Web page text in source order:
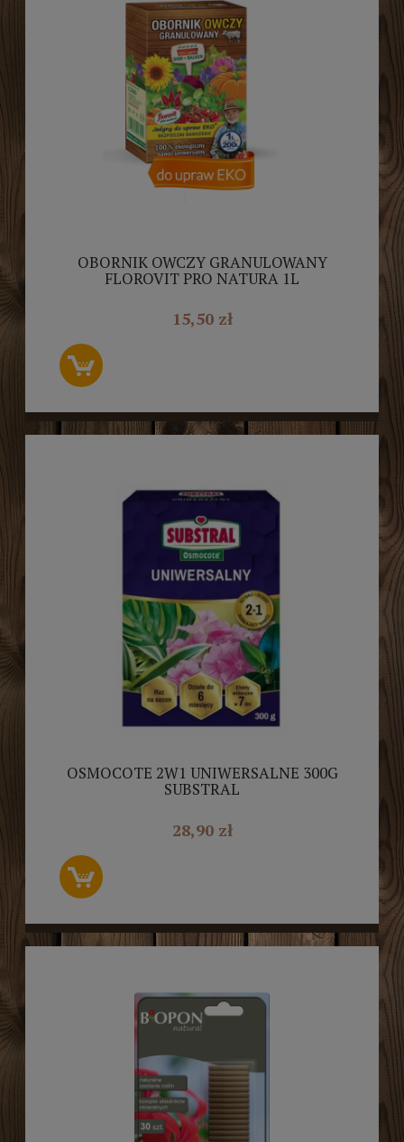
OBORNIK OWCZY GRANULOWANY
FLOROVIT PRO NATURA 1L
15,50 zł
OSMOCOTE 2W1 UNIWERSALNE 300G
SUBSTRAL
28,90 zł